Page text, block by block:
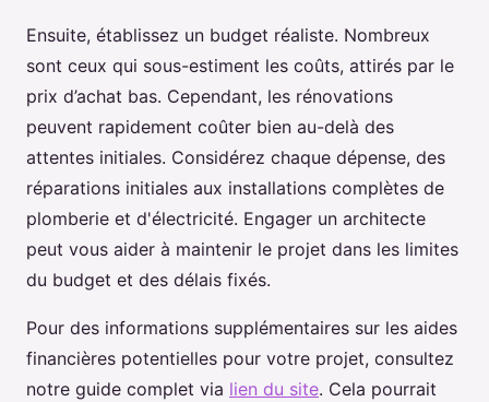
Ensuite, établissez un budget réaliste. Nombreux
sont ceux qui sous-estiment les coûts, attirés par le
prix d’achat bas. Cependant, les rénovations
peuvent rapidement coûter bien au-delà des
attentes initiales. Considérez chaque dépense, des
réparations initiales aux installations complètes de
plomberie et d'électricité. Engager un architecte
peut vous aider à maintenir le projet dans les limites
du budget et des délais fixés.
Pour des informations supplémentaires sur les aides
financières potentielles pour votre projet, consultez
notre guide complet via lien du site. Cela pourrait